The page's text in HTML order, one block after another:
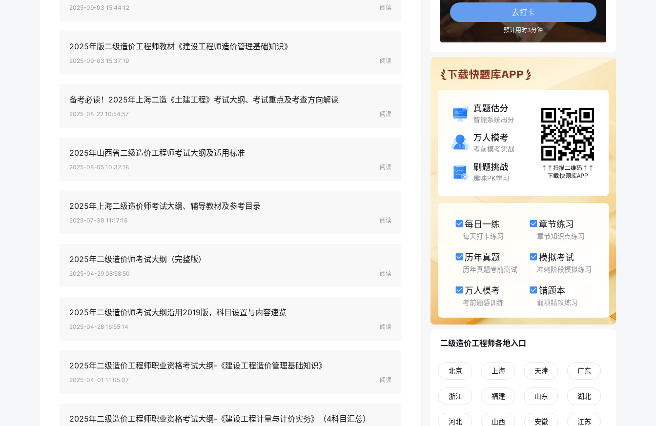
2025-09-03 15:44:12 阅读
2025年版二级造价工程师教材《建设工程师造价管理基础知识》
2025-09-03 15:37:19 阅读
备考必读！2025年上海二造《土建工程》考试大纲、考试重点及考查方向解读
2025-08-22 10:54:57 阅读
2025年山西省二级造价工程师考试大纲及适用标准
2025-08-05 10:32:18 阅读
2025年上海二级造价师考试大纲、辅导教材及参考目录
2025-07-30 11:17:16 阅读
2025年二级造价师考试大纲（完整版）
2025-04-29 08:58:50 阅读
2025年二级造价师考试大纲沿用2019版，科目设置与内容速览
2025-04-28 16:55:14 阅读
2025年二级造价工程师职业资格考试大纲-《建设工程造价管理基础知识》
2025-04-01 11:05:07 阅读
2025年二级造价工程师职业资格考试大纲-《建设工程计量与计价实务》（4科目汇总）
去打卡
预计用时3分钟
每日一练
每天打卡练习
章节练习
章节知识点练习
历年真题
历年真题考前测试
模拟考试
冲刺阶段模拟练习
万人模考
考前题感训练
错题本
弱项精攻练习
二级造价工程师各地入口
北京 上海 天津 广东
浙江 福建 山东 湖北
河北 山西 安徽 江苏